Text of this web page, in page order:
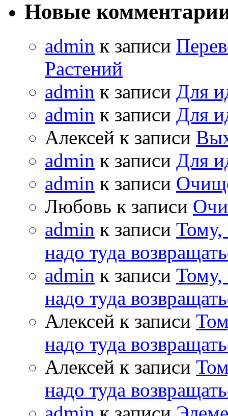
Новые
admin к записи
Растений
admin к записи Для
admin к записи Для
Алексей к записи
admin к записи Для
admin к записи
Любовь к записи
admin к записи Тому,
надо туда
admin к записи Тому,
надо туда
Алексей к записи
надо туда
Алексей к записи
надо туда